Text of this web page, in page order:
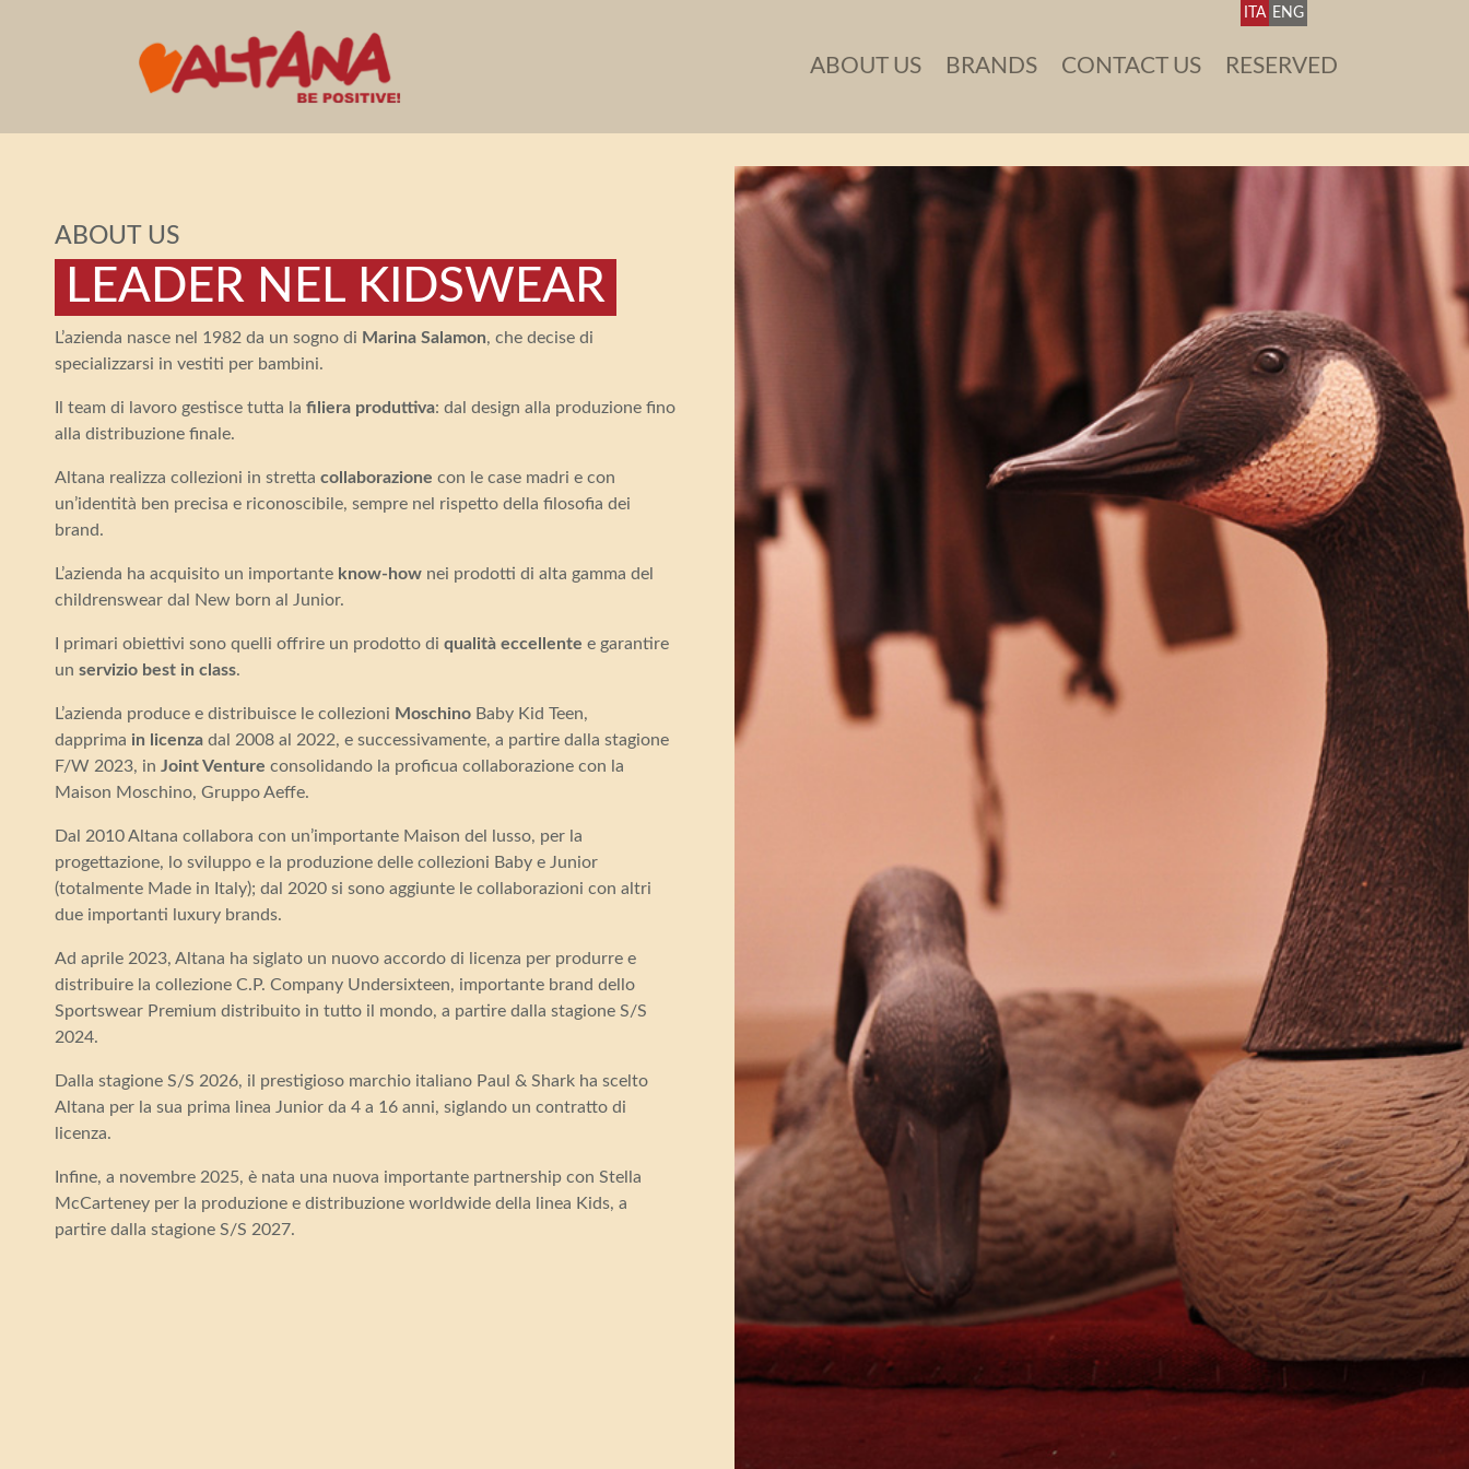
ITA ENG
ABOUT US BRANDS CONTACT US RESERVED
ABOUT US
LEADER NEL KIDSWEAR
L’azienda nasce nel 1982 da un sogno di Marina Salamon, che decise di
specializzarsi in vestiti per bambini.
Il team di lavoro gestisce tutta la filiera produttiva: dal design alla produzione fino
alla distribuzione finale.
Altana realizza collezioni in stretta collaborazione con le case madri e con
un’identità ben precisa e riconoscibile, sempre nel rispetto della filosofia dei
brand.
L’azienda ha acquisito un importante know-how nei prodotti di alta gamma del
childrenswear dal New born al Junior.
I primari obiettivi sono quelli offrire un prodotto di qualità eccellente e garantire
un servizio best in class.
L’azienda produce e distribuisce le collezioni Moschino Baby Kid Teen,
dapprima in licenza dal 2008 al 2022, e successivamente, a partire dalla stagione
F/W 2023, in Joint Venture consolidando la proficua collaborazione con la
Maison Moschino, Gruppo Aeffe.
Dal 2010 Altana collabora con un’importante Maison del lusso, per la
progettazione, lo sviluppo e la produzione delle collezioni Baby e Junior
(totalmente Made in Italy); dal 2020 si sono aggiunte le collaborazioni con altri
due importanti luxury brands.
Ad aprile 2023, Altana ha siglato un nuovo accordo di licenza per produrre e
distribuire la collezione C.P. Company Undersixteen, importante brand dello
Sportswear Premium distribuito in tutto il mondo, a partire dalla stagione S/S
2024.
Dalla stagione S/S 2026, il prestigioso marchio italiano Paul & Shark ha scelto
Altana per la sua prima linea Junior da 4 a 16 anni, siglando un contratto di
licenza.
Infine, a novembre 2025, è nata una nuova importante partnership con Stella
McCarteney per la produzione e distribuzione worldwide della linea Kids, a
partire dalla stagione S/S 2027.